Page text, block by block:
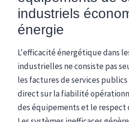
industriels
énergie
L'efficacité énergétique dans
industrielles ne consiste pas
les factures de services
direct sur la fiabilité
des équipements et le